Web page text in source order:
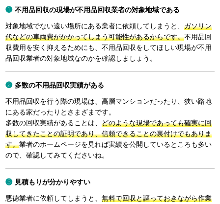
不用品回収の現場が不用品回収業者の対象地域である
対象地域でない遠い場所にある業者に依頼してしまうと、ガソリン
代などの車両費がかかってしまう可能性があるからです。不用品回
収費用を安く抑えるためにも、不用品回収をしてほしい現場が不用
品回収業者の対象地域なのかを確認しましょう。
多数の不用品回収実績がある
不用品回収を行う際の現場は、高層マンションだったり、狭い路地
にある家だったりとさまざまです。
多数の回収実績があることは、どのような現場であっても確実に回
収してきたことの証明であり、信頼できることの裏付けでもありま
す。業者のホームページを見れば実績を公開しているところも多い
ので、確認してみてくださいね。
見積もりが分かりやすい
悪徳業者に依頼してしまうと、無料で回収と謳っておきながら作業